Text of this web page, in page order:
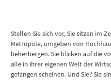
Stellen Sie sich vor, Sie sitzen im
Metropole, umgeben von
beherbergen. Sie blicken auf die
alle in ihrer eigenen Welt der
gefangen scheinen. Und Sie? Sie